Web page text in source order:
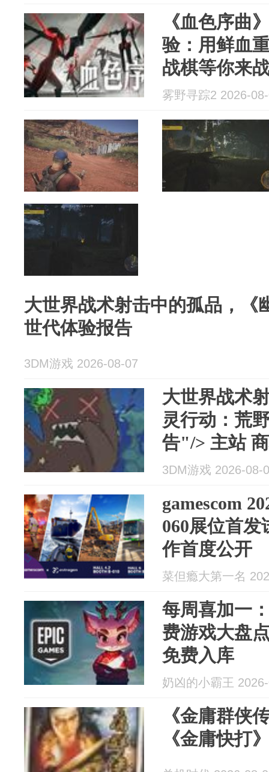
《血色序曲
验：用鲜血
战棋等你来
雾野寻踪2 2026-
大世界战术射击中的孤品，《
世代体验报告
3DM游戏 2026-08-07
大世界战术
灵行动：荒
告"/> 主站
录 注册 大世
3DM游戏 2026-08-
gamescom
060展位首
作首度公开
菜但瘾大第一名
每周喜加一
费游戏大盘
免费入库
奶凶的小霸王
《金庸群侠
《金庸快打